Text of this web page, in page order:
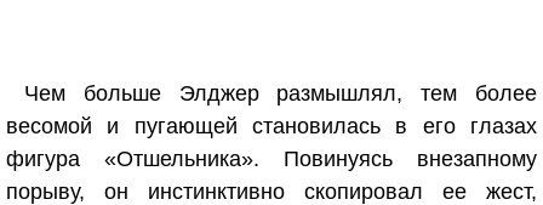
Чем больше Элджер размышлял, тем более
весомой и пугающей становилась в его глазах
фигура «Отшельника». Повинуясь внезапному
порыву, он инстинктивно скопировал ее жест,